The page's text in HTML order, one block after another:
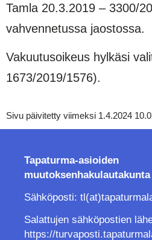
Tamla 20.3.2019 – 3300/
vahvennetussa jaostossa.
Vakuutusoikeus hylkäsi
1673/2019/1576).
Sivu päivitetty viimeksi 1.4.2024
Tapaturma-asioiden
muutoksenhakulautakunta
Sähköposti:
Salattujen sähköpostien
https://